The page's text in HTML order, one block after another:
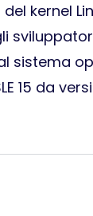
kernel
sistema
15 da